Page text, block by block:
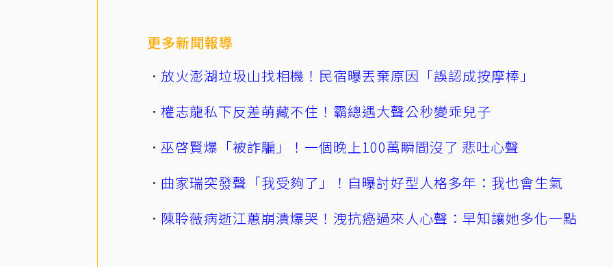
更多新聞報導
放火澎湖垃圾山找相機！民宿曝丟棄原因「誤認成按摩棒」
權志龍私下反差萌藏不住！霸總遇大聲公秒變乖兒子
巫啓賢爆「被詐騙」！一個晚上100萬瞬間沒了 悲吐心聲
曲家瑞突發聲「我受夠了」！自曝討好型人格多年：我也會生氣
陳聆薇病逝江蕙崩潰爆哭！洩抗癌過來人心聲：早知讓她多化一點